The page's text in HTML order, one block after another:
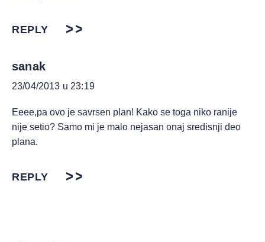
REPLY
sanak
23/04/2013 u 23:19
Eeee,pa ovo je savrsen plan! Kako se toga niko ranije
nije setio? Samo mi je malo nejasan onaj sredisnji deo
plana.
REPLY